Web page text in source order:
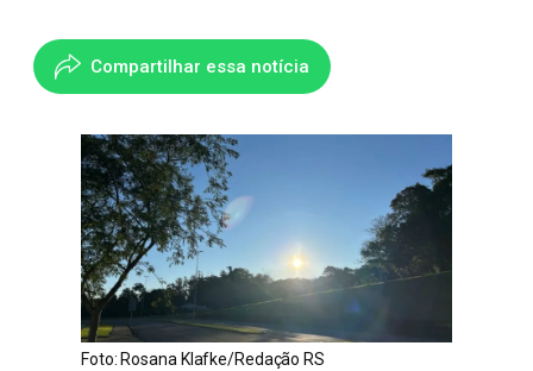
Compartilhar essa notícia
Foto: Rosana Klafke/Redação RS